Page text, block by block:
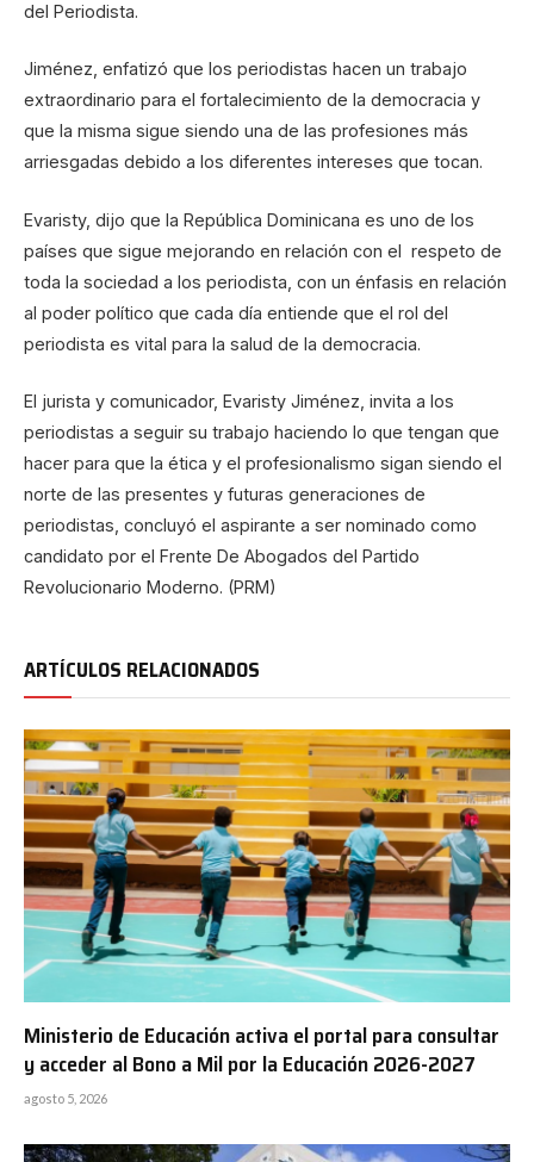
del Periodista.
Jiménez, enfatizó que los periodistas hacen un trabajo
extraordinario para el fortalecimiento de la democracia y
que la misma sigue siendo una de las profesiones más
arriesgadas debido a los diferentes intereses que tocan.
Evaristy, dijo que la República Dominicana es uno de los
países que sigue mejorando en relación con el respeto de
toda la sociedad a los periodista, con un énfasis en relación
al poder político que cada día entiende que el rol del
periodista es vital para la salud de la democracia.
El jurista y comunicador, Evaristy Jiménez, invita a los
periodistas a seguir su trabajo haciendo lo que tengan que
hacer para que la ética y el profesionalismo sigan siendo el
norte de las presentes y futuras generaciones de
periodistas, concluyó el aspirante a ser nominado como
candidato por el Frente De Abogados del Partido
Revolucionario Moderno. (PRM)
ARTÍCULOS RELACIONADOS
Ministerio de Educación activa el portal para consultar
y acceder al Bono a Mil por la Educación 2026-2027
agosto 5, 2026